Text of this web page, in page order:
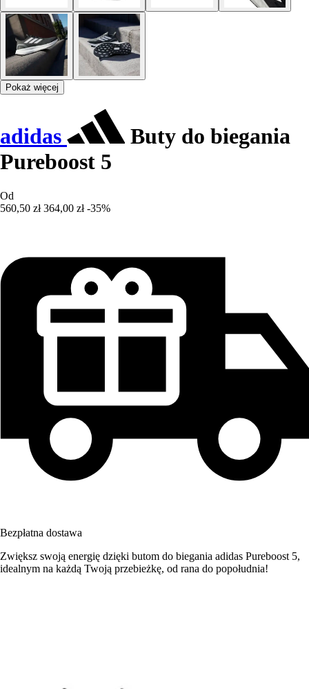
Pokaż więcej
adidas
Buty do biegania
Pureboost 5
Od
560,50 zł 364,00 zł -35%
Bezpłatna dostawa
Zwiększ swoją energię dzięki butom do biegania adidas Pureboost 5,
idealnym na każdą Twoją przebieżkę, od rana do popołudnia!